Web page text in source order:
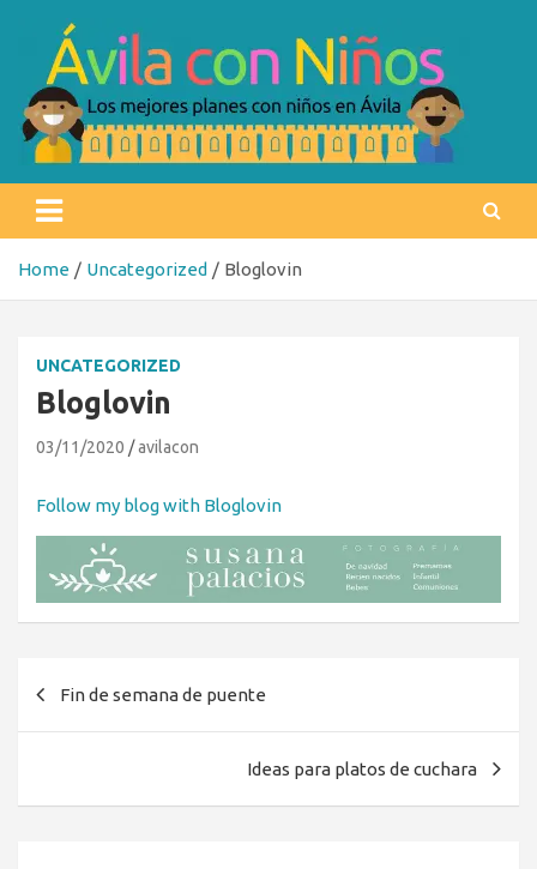
content
Ávila con niños
Home Uncategorized Bloglovin
UNCATEGORIZED
Bloglovin
03/11/2020 avilacon
Follow my blog with Bloglovin
Fin de semana de puente
Ideas para platos de cuchara